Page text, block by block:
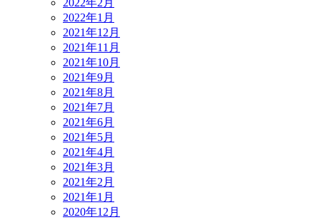
2022年2月
2022年1月
2021年12月
2021年11月
2021年10月
2021年9月
2021年8月
2021年7月
2021年6月
2021年5月
2021年4月
2021年3月
2021年2月
2021年1月
2020年12月